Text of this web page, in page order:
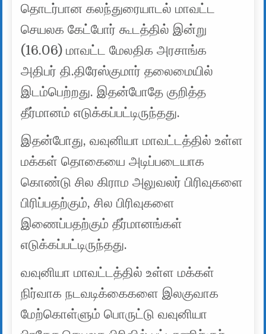
தொடர்பான கலந்துரையாடல் மாவட்ட
செயலக கேட்போர் கூடத்தில் இன்று
(16.06) மாவட்ட மேலதிக அரசாங்க
அதிபர் தி.திரேஸ்குமார் தலைமையில்
இடம்பெற்றது. இதன்போதே குறித்த
தீர்மானம் எடுக்கப்பட்டிருந்தது.
இதன்போது, வவுனியா மாவட்டத்தில் உள்ள
மக்கள் தொகையை அடிப்படையாக
கொண்டு சில கிராம அலுவலர் பிரிவுகளை
பிரிப்பதற்கும், சில பிரிவுகளை
இணைப்பதற்கும் தீர்மானங்கள்
எடுக்கப்பட்டிருந்தது.
வவுனியா மாவட்டத்தில் உள்ள மக்கள்
நிர்வாக நடவடிக்கைகளை இலகுவாக
மேற்கொள்ளும் பொருட்டு வவுனியா